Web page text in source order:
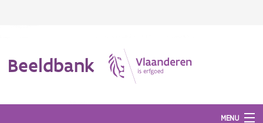
Beeldbank
MENU